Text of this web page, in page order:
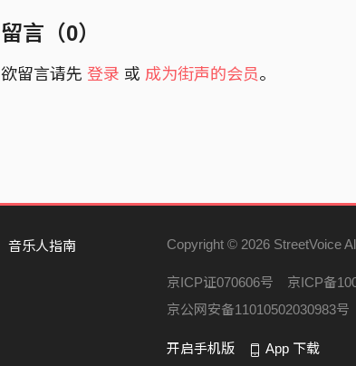
留言（0）
欲留言请先 登录 或 成为街声的会员。
音乐人指南
Copyright © 2026 StreetVoice
京ICP证070606号
京ICP备
京公网安备11010502030983号
开启手机版 App 下载